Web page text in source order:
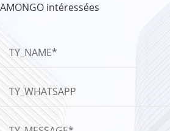
AMONGO intéressées